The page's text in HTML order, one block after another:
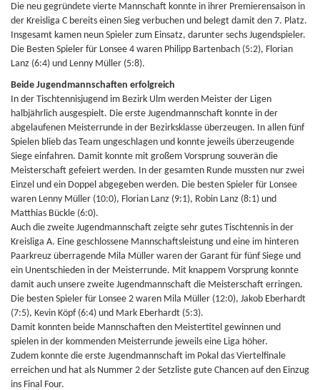
Die neu gegründete vierte Mannschaft konnte in ihrer Premierensaison in
der Kreisliga C bereits einen Sieg verbuchen und belegt damit den 7. Platz.
Insgesamt kamen neun Spieler zum Einsatz, darunter sechs Jugendspieler.
Die Besten Spieler für Lonsee 4 waren Philipp Bartenbach (5:2), Florian
Lanz (6:4) und Lenny Müller (5:8).
Beide Jugendmannschaften erfolgreich
In der Tischtennisjugend im Bezirk Ulm werden Meister der Ligen
halbjährlich ausgespielt. Die erste Jugendmannschaft konnte in der
abgelaufenen Meisterrunde in der Bezirksklasse überzeugen. In allen fünf
Spielen blieb das Team ungeschlagen und konnte jeweils überzeugende
Siege einfahren. Damit konnte mit großem Vorsprung souverän die
Meisterschaft gefeiert werden. In der gesamten Runde mussten nur zwei
Einzel und ein Doppel abgegeben werden. Die besten Spieler für Lonsee
waren Lenny Müller (10:0), Florian Lanz (9:1), Robin Lanz (8:1) und
Matthias Bückle (6:0).
Auch die zweite Jugendmannschaft zeigte sehr gutes Tischtennis in der
Kreisliga A. Eine geschlossene Mannschaftsleistung und eine im hinteren
Paarkreuz überragende Mila Müller waren der Garant für fünf Siege und
ein Unentschieden in der Meisterrunde. Mit knappem Vorsprung konnte
damit auch unsere zweite Jugendmannschaft die Meisterschaft erringen.
Die besten Spieler für Lonsee 2 waren Mila Müller (12:0), Jakob Eberhardt
(7:5), Kevin Köpf (6:4) und Mark Eberhardt (5:3).
Damit konnten beide Mannschaften den Meistertitel gewinnen und
spielen in der kommenden Meisterrunde jeweils eine Liga höher.
Zudem konnte die erste Jugendmannschaft im Pokal das Viertelfinale
erreichen und hat als Nummer 2 der Setzliste gute Chancen auf den Einzug
ins Final Four.